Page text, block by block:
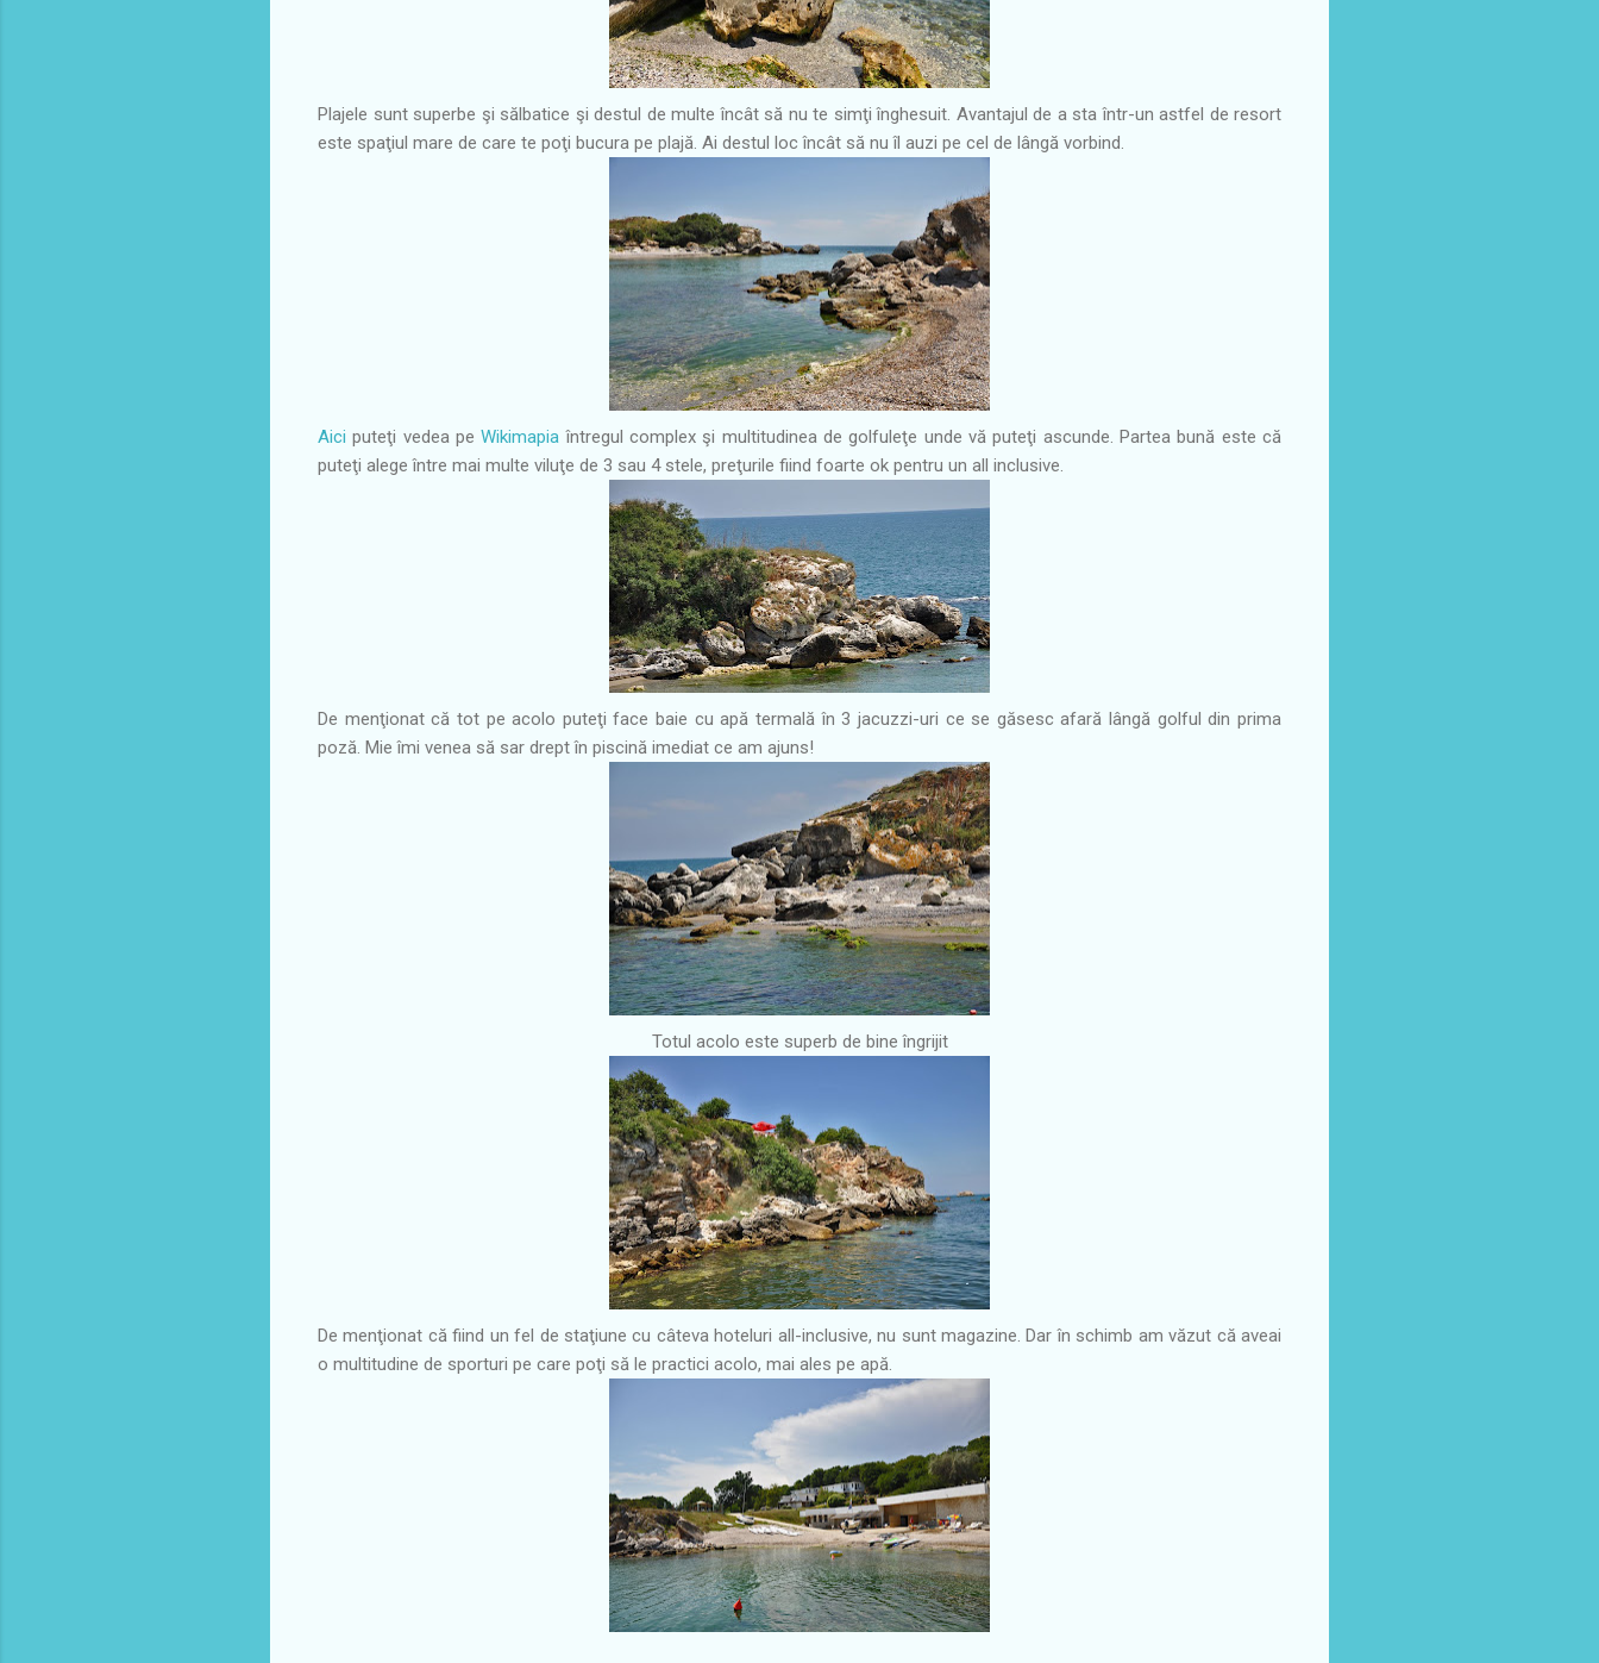
Plajele sunt superbe şi sălbatice şi destul de multe încât să nu te simţi înghesuit. Avantajul de a sta într-un astfel de resort
este spaţiul mare de care te poţi bucura pe plajă. Ai destul loc încât să nu îl auzi pe cel de lângă vorbind.
Aici puteţi vedea peWikimapiaîntregul complex şi multitudinea de golfuleţe unde vă puteţi ascunde. Partea bună este că
puteţi alege între mai multe viluţe de 3 sau 4 stele, preţurile fiind foarte ok pentru un all inclusive.
De menţionat că tot pe acolo puteţi face baie cu apă termală în 3 jacuzzi-uri ce se găsesc afară lângă golful din prima
poză. Mie îmi venea să sar drept în piscină imediat ce am ajuns!
Totul acolo este superb de bine îngrijit
De menţionat că fiind un fel de staţiune cu câteva hoteluri all-inclusive, nu sunt magazine. Dar în schimb am văzut că aveai
o multitudine de sporturi pe care poţi să le practici acolo, mai ales pe apă.